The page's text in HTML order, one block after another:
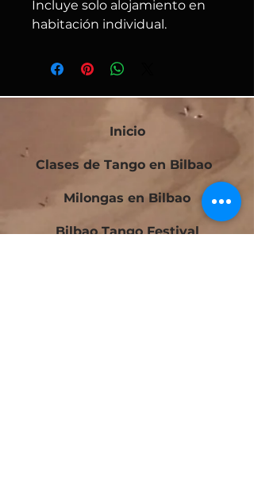
Incluye solo alojamiento en
habitación individual.
Inicio
Clases de Tango en Bilbao
Milongas en Bilbao
Bilbao Tango Festival